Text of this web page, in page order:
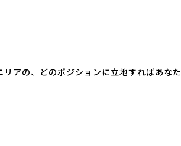
アの、どのポジションに立地すればあなた